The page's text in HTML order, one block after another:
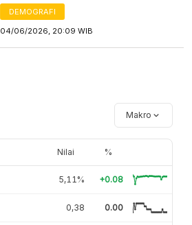
DEMOGRAFI
04/06/2026, 20:09 WIB
Makro
Nilai %
5,11% +0.08
0,38 0.00